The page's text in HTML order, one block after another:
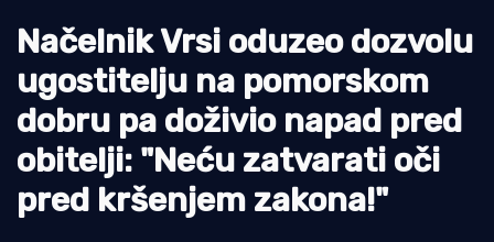
Pomorstvo
Ribolov
Ekologija
Tradicija i kultura
Načelnik Vrsi oduzeo dozvolu
ugostitelju na pomorskom
dobru pa doživio napad pred
obitelji: "Neću zatvarati oči
pred kršenjem zakona!"